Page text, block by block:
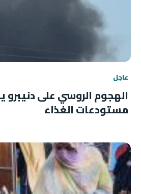
عاجل
الهجوم الروسي على
مستودعات الغذاء